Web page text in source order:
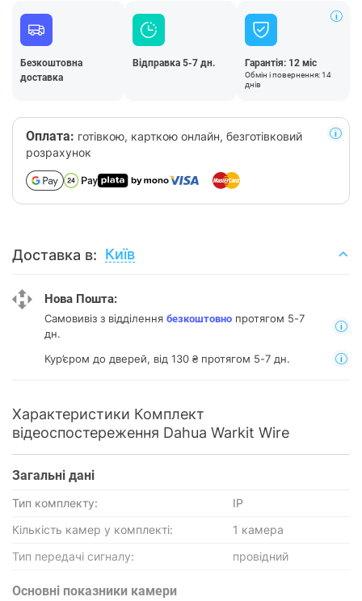
Безкоштовна
доставка
Відправка 5-7 дн. Гарантія: 12 міс
Обмін і повернення: 14
днів
Оплата: готівкою, карткою онлайн, безготівковий
розрахунок
Доставка в: Київ
Нова Пошта:
Самовивіз з відділення безкоштовно протягом 5-7
дн.
Кур’єром до дверей, від 130 ₴ протягом 5-7 дн.
Характеристики Комплект
відеоспостереження Dahua Warkit Wire
Загальні дані
Тип комплекту:
IP
Кількість камер у комплекті:
1 камера
Тип передачі сигналу:
провідний
Основні показники камери